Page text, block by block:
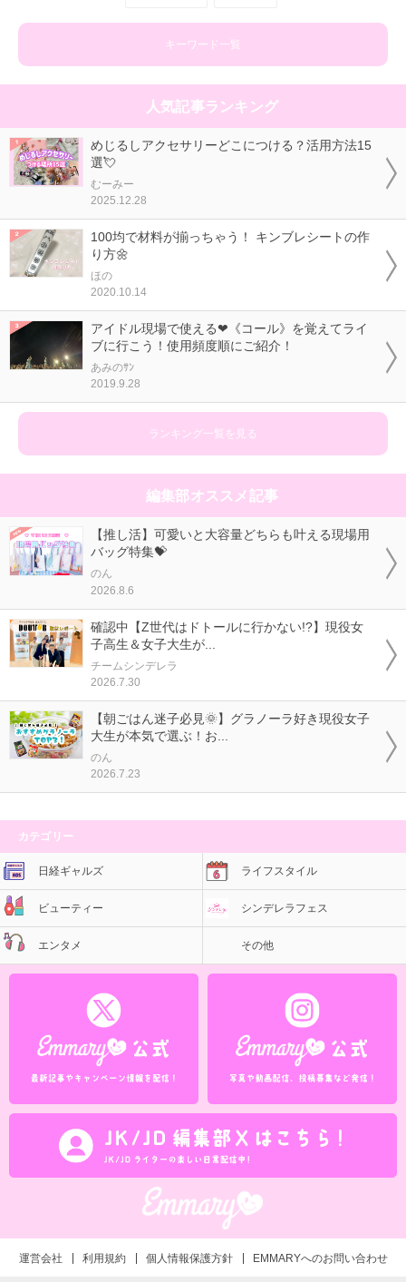
キーワード一覧
人気記事ランキング
めじるしアクセサリーどこにつける？活用方法15
選💘
むーみー
2025.12.28
100均で材料が揃っちゃう！ キンブレシートの作
り方🌼
ほの
2020.10.14
アイドル現場で使える❤《コール》を覚えてライ
ブに行こう！使用頻度順にご紹介！
あみのｻﾝ
2019.9.28
ランキング一覧を見る
編集部オススメ記事
【推し活】可愛いと大容量どちらも叶える現場用
バッグ特集💝
のん
2026.8.6
確認中【Z世代はドトールに行かない!?】現役女
子高生＆女子大生が...
チームシンデレラ
2026.7.30
【朝ごはん迷子必見🌞】グラノーラ好き現役女子
大生が本気で選ぶ！お...
のん
2026.7.23
カテゴリー
日経ギャルズ ライフスタイル
ビューティー シンデレラフェス
エンタメ その他
運営会社 利用規約 個人情報保護方針 EMMARYへのお問い合わせ